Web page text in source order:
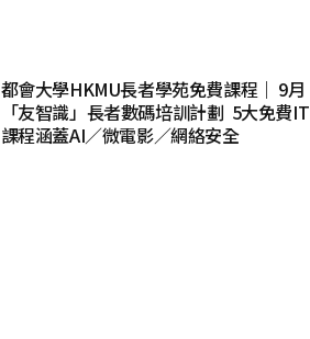
都會大學HKMU長者學苑免費課程｜ 9月
「友智識」長者數碼培訓計劃 5大免費IT
課程涵蓋AI／微電影／網絡安全